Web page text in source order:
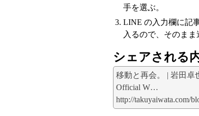
手を選ぶ。
LINE の入力欄に記
入るので、そのまま
シェアされる
移動と再会。 | 岩田卓
Official W…
http://takuyaiwata.com/